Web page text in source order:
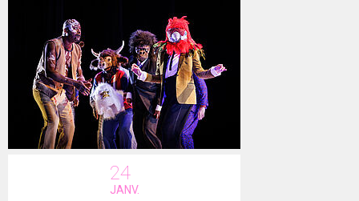
24
JANV.